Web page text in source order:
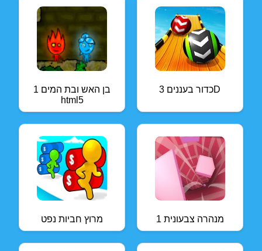
בן האש ובת המים 1
html5
כדור בעננים 3D
מרוץ חביות נפט מנהרה צבעונית 1